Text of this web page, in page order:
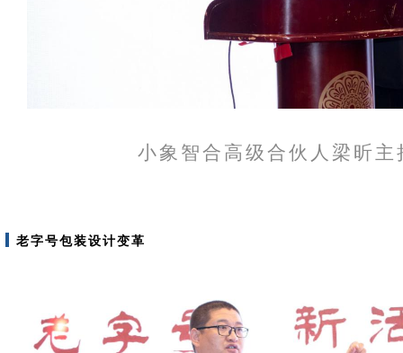
小象智合高级合伙人梁昕主
老字号包装设计变革